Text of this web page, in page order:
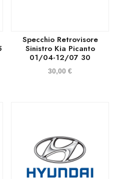
Specchio Retrovisore
Sinistro Kia Picanto
01/04-12/07 30
30,00€